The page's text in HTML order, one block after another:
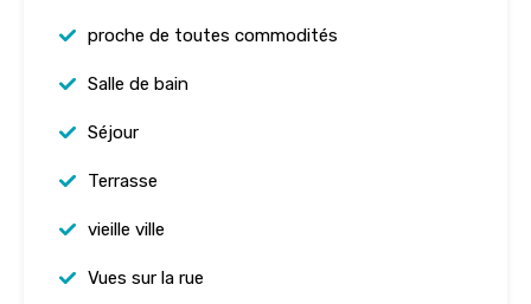
proche de toutes commodités
Salle de bain
Séjour
Terrasse
vieille ville
Vues sur la rue